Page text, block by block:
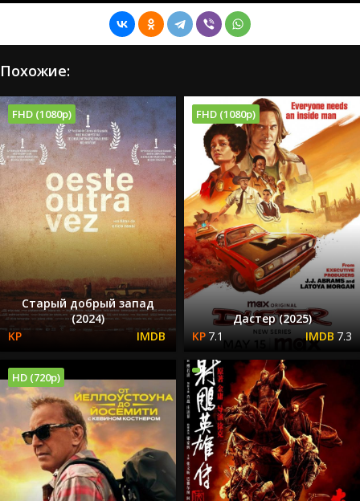
Похожие:
FHD (1080p)
Старый добрый запад
(2024)
FHD (1080p)
Дастер (2025)
7.1
7.3
HD (720p)